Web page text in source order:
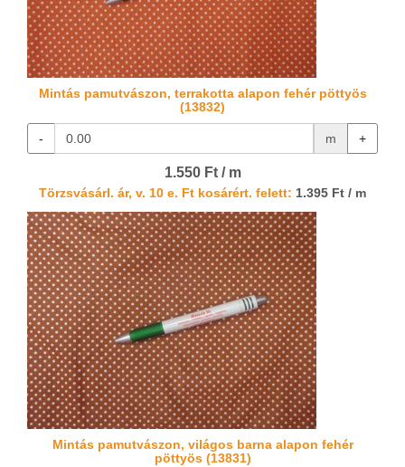
Mintás pamutvászon, terrakotta alapon fehér pöttyös
(13832)
- m +
1.550 Ft / m
Törzsvásárl. ár, v. 10 e. Ft kosárért. felett: 1.395 Ft / m
Mintás pamutvászon, világos barna alapon fehér
pöttyös (13831)